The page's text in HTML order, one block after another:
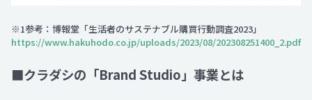
※1参考：博報堂「生活者のサステナブル購買行動調査2023」
https://www.hakuhodo.co.jp/uploads/2023/08/202308251400_2.pdf
■クラダシの「Brand Studio」事業とは